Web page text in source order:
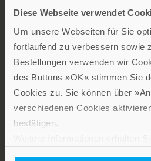
Diese Webseite verwendet
Um unsere Webseiten für Sie
fortlaufend zu verbessern sowie
Bestellungen verwenden wir
des Buttons »OK« stimmen Sie
Cookies zu. Sie können über
verschiedenen Cookies
bestätigen.
Bereichen Psychologie und
Gesellschaft sowie Spiritualität.